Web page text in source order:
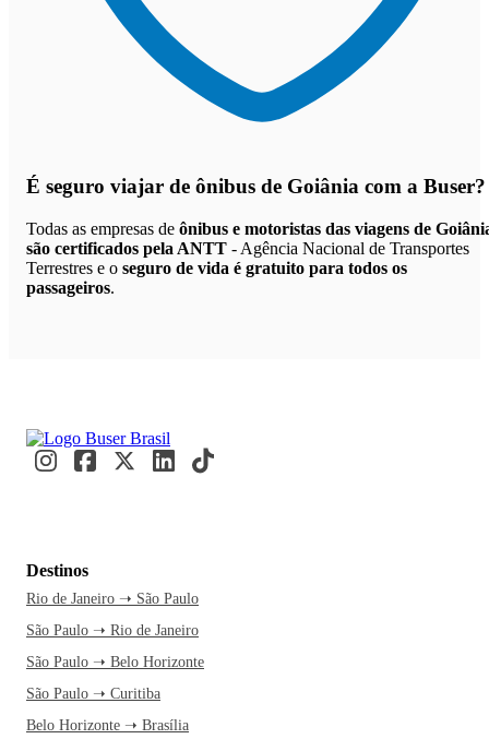
É seguro viajar de ônibus de Goiânia com a Buser?
Todas as empresas de ônibus e motoristas das viagens de
são certificados pela ANTT - Agência Nacional de Transportes
Terrestres e o seguro de vida é gratuito para todos os
passageiros.
Destinos
Rio de Janeiro ➝ São Paulo
São Paulo ➝ Rio de Janeiro
São Paulo ➝ Belo Horizonte
São Paulo ➝ Curitiba
Belo Horizonte ➝ Brasília